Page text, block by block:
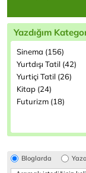
Yazdığım
Sinema (156)
Yurtdışı Tatil (42)
Yurtiçi Tatil (26)
Kitap (24)
Futurizm (18)
Bloglarda